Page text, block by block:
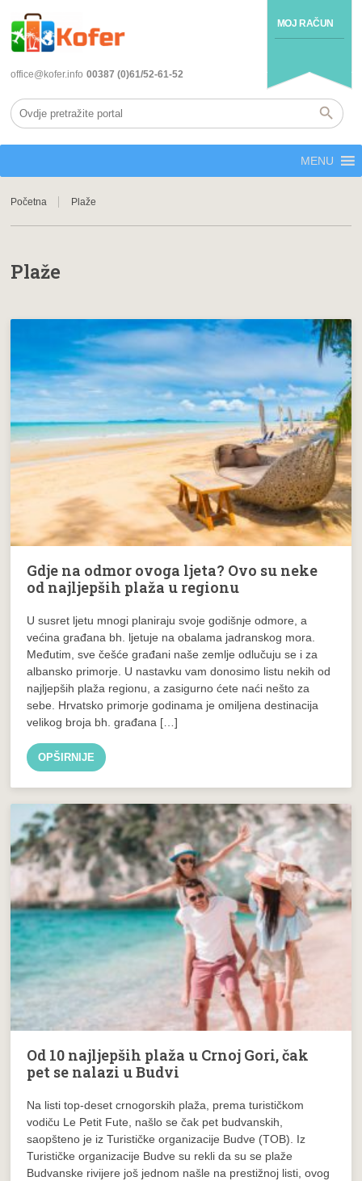
MOJ RAČUN
office@kofer.info 00387 (0)61/52-61-52
MENU
Početna Plaže
Plaže
Gdje na odmor ovoga ljeta? Ovo su neke
od najljepših plaža u regionu
U susret ljetu mnogi planiraju svoje godišnje odmore, a
većina građana bh. ljetuje na obalama jadranskog mora.
Međutim, sve češće građani naše zemlje odlučuju se i za
albansko primorje. U nastavku vam donosimo listu nekih od
najljepših plaža regionu, a zasigurno ćete naći nešto za
sebe. Hrvatsko primorje godinama je omiljena destinacija
velikog broja bh. građana […]
OPŠIRNIJE
Od 10 najljepših plaža u Crnoj Gori, čak
pet se nalazi u Budvi
Na listi top-deset crnogorskih plaža, prema turističkom
vodiču Le Petit Fute, našlo se čak pet budvanskih,
saopšteno je iz Turističke organizacije Budve (TOB). Iz
Turističke organizacije Budve su rekli da su se plaže
Budvanske rivijere još jednom našle na prestižnoj listi, ovog